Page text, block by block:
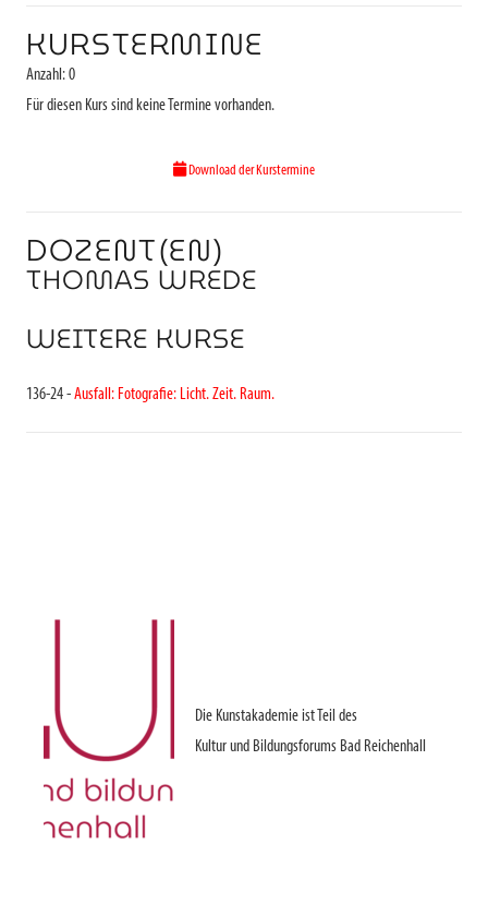
KURSTERMINE
Anzahl: 0
Für diesen Kurs sind keine Termine vorhanden.
Download der Kurstermine
DOZENT(EN)
THOMAS WREDE
WEITERE KURSE
136-24 -Ausfall: Fotografie: Licht. Zeit. Raum.
Die Kunstakademie ist Teil des
Kultur und Bildungsforums Bad Reichenhall